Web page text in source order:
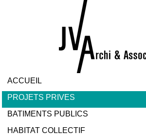
ACCUEIL
PROJETS PRIVES
BATIMENTS PUBLICS
HABITAT COLLECTIF